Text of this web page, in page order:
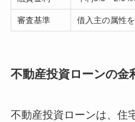
審査基準 借入主の属性
不動産投資ローンの金
不動産投資ローンは、住